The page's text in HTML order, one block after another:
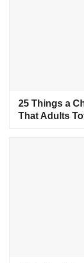
25 Things a
That Adults